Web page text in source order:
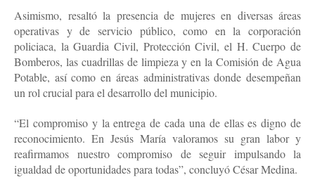
Asimismo, resaltó la presencia de mujeres en diversas áreas
operativas y de servicio público, como en la corporación
policiaca, la Guardia Civil, Protección Civil, el H. Cuerpo de
Bomberos, las cuadrillas de limpieza y en la Comisión de Agua
Potable, así como en áreas administrativas donde desempeñan
un rol crucial para el desarrollo del municipio.
“El compromiso y la entrega de cada una de ellas es digno de
reconocimiento. En Jesús María valoramos su gran labor y
reafirmamos nuestro compromiso de seguir impulsando la
igualdad de oportunidades para todas”, concluyó César Medina.